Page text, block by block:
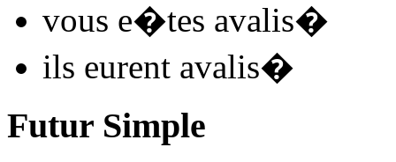
vous e�tes avalis�
ils eurent avalis�
Futur Simple